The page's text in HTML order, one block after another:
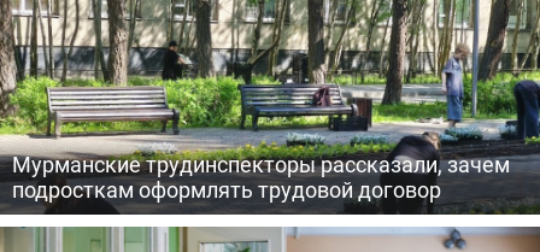
Мурманские трудинспекторы рассказали, зачем
подросткам оформлять трудовой договор